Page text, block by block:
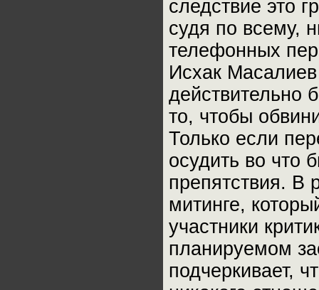
следствие это
судя по всему,
телефонных
Исхак
действительно
то, чтобы
Только если
осудить во что
препятствия. В
митинге,
участники
планируемом
подчеркивает,